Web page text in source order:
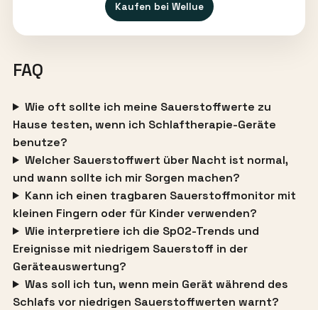
Kaufen bei Wellue
FAQ
Wie oft sollte ich meine Sauerstoffwerte zu
Hause testen, wenn ich Schlaftherapie-Geräte
benutze?
Welcher Sauerstoffwert über Nacht ist normal,
und wann sollte ich mir Sorgen machen?
Kann ich einen tragbaren Sauerstoffmonitor mit
kleinen Fingern oder für Kinder verwenden?
Wie interpretiere ich die SpO2-Trends und
Ereignisse mit niedrigem Sauerstoff in der
Geräteauswertung?
Was soll ich tun, wenn mein Gerät während des
Schlafs vor niedrigen Sauerstoffwerten warnt?